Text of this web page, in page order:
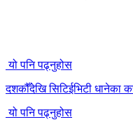
यो पनि पढ्नुहोस
दशकौँदेखि सिटिईभिटी धानेका
यो पनि पढ्नुहोस